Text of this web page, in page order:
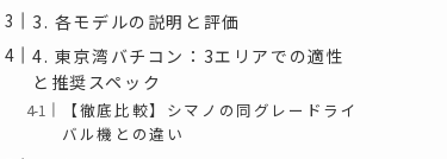
3. 各モデルの説明と評価
4. 東京湾バチコン：3エリアでの適性
と推奨スペック
【徹底比較】シマノの同グレードライ
バル機との違い